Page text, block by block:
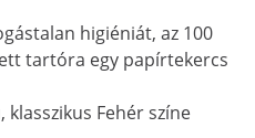
higiéniát, az 100
tartóra egy papírtekercs
Fehér színe